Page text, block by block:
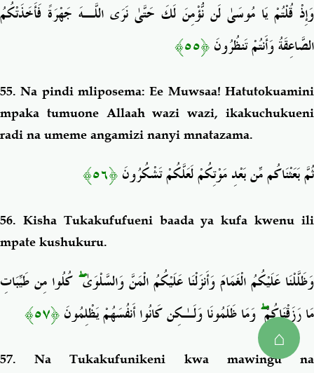
⌂
وَإِذْ قُلْتُمْ يَا مُوسَىٰ لَن نُّؤْمِنَ لَكَ حَتَّىٰ نَرَى اللَّـهَ جَهْرَةً فَأَخَذَتْكُمُ
الصَّاعِقَةُ وَأَنتُمْ تَنظُرُونَ﴿٥٥﴾
55. Na pindi mliposema: Ee Muwsaa! Hatutokuamini
mpaka tumuone Allaah wazi wazi, ikakuchukueni
radi na umeme angamizi nanyi mnatazama.
ثُمَّ بَعَثْنَاكُم مِّن بَعْدِ مَوْتِكُمْ لَعَلَّكُمْ تَشْكُرُونَ﴿٥٦﴾
56. Kisha Tukakufufueni baada ya kufakwenu ili
mpate kushukuru.
وَظَلَّلْنَا عَلَيْكُمُ الْغَمَامَ وَأَنزَلْنَا عَلَيْكُمُ الْمَنَّ وَالسَّلْوَىٰۖ كُلُوا مِن طَيِّبَاتِ
مَا رَزَقْنَاكُمْۖوَمَا ظَلَمُونَا وَلَـٰكِن كَانُوا أَنفُسَهُمْ يَظْلِمُونَ﴿٥٧﴾
57. Na Tukakufunikeni kwa mawingu na